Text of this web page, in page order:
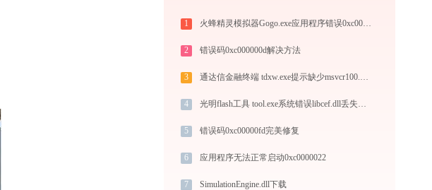
1 火蜂精灵模拟器Gogo.exe应用程序错误0xc0000005解决方法
2 错误码0xc000000d解决方法
3 通达信金融终端 tdxw.exe提示缺少msvcr100.dll文件的解决办法
4 光明flash工具 tool.exe系统错误libcef.dll丢失如何解决
5 错误码0xc00000fd完美修复
6 应用程序无法正常启动0xc0000022
7 SimulationEngine.dll下载